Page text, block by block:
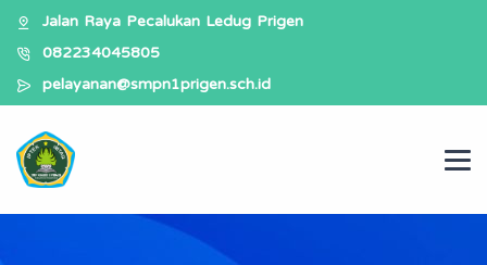
Jalan Raya Pecalukan Ledug Prigen
082234045805
pelayanan@smpn1prigen.sch.id